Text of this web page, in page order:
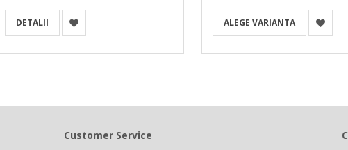
DETALII ALEGE VARIANTA
Customer Service